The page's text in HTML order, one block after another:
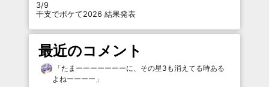
3/9
干支でボケて2026 結果発表
最近のコメント
「たまーーーーーーーに、その星3も消えてる時ある
よねーーーー 」